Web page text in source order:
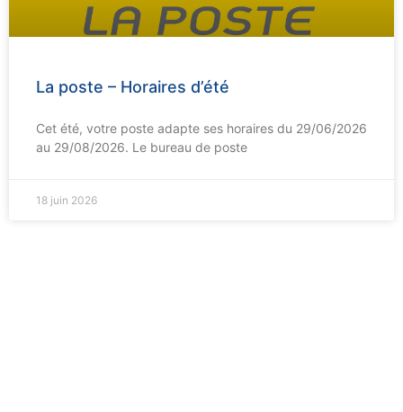
La poste – Horaires d’été
Cet été, votre poste adapte ses horaires du 29/06/2026
au 29/08/2026. Le bureau de poste
18 juin 2026